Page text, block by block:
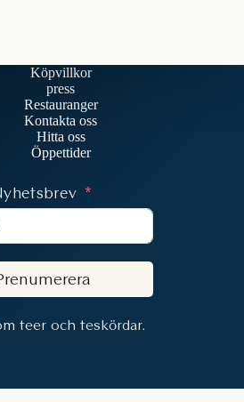
Köpvillkor
press
Restauranger
Kontakta oss
Hitta oss
Öppettider
teer och teskördar.